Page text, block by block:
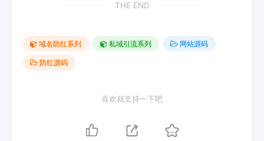
THE END
域名防红系列 私域引流系列 网站源码
防红源码
喜欢就支持一下吧